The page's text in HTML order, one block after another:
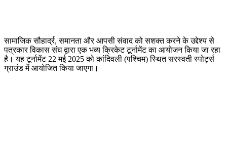
सामाजिक सौहार्द्र, समानता और आपसी संवाद को सशक्त करने के उद्देश्य से
पत्रकार विकास संघ द्वारा एक भव्य क्रिकेट टूर्नामेंट का आयोजन किया जा रहा
है। यह टूर्नामेंट 22 मई 2025 को कांदिवली (पश्चिम) स्थित सरस्वती स्पोर्ट्स
ग्राउंड में आयोजित किया जाएगा।